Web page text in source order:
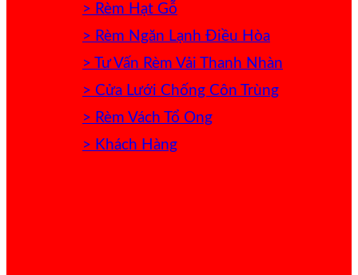
> Rèm Hạt Gỗ
> Rèm Ngăn Lạnh Điều Hòa
> Tư Vấn Rèm Vải Thanh Nhàn
> Cửa Lưới Chống Côn Trùng
> Rèm Vách Tổ Ong
> Khách Hàng